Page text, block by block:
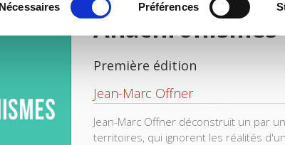
Nécessaires Préférences
Première édition
Jean-Marc Offner
Jean-Marc Offner déconstruit un par
territoires, qui ignorent les réalités